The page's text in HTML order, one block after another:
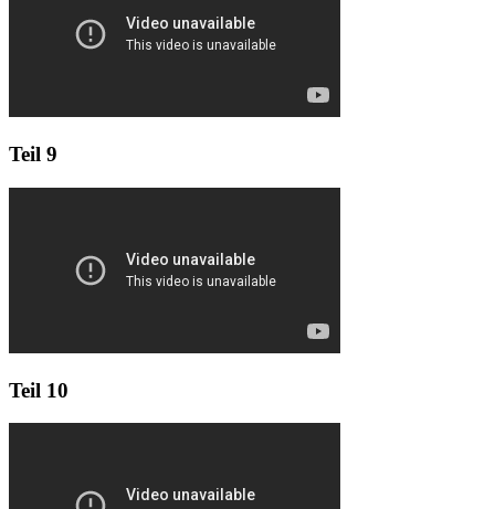
Teil 9
Teil 10